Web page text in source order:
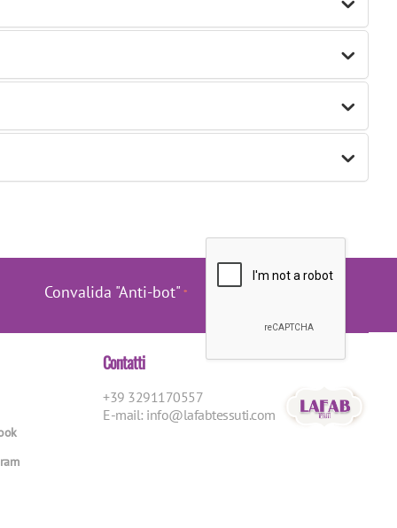
Convalida "Anti-bot"
Contatti
+39 3291170557
E-mail: info@lafabtessuti.com